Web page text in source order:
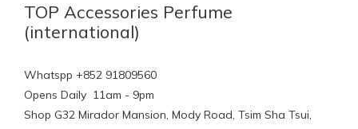
TOP Accessories Perfume
(international)
Whatspp +852 91809560
Opens Daily 11am - 9pm
Shop G32 Mirador Mansion, Mody Road, Tsim Sha Tsui,